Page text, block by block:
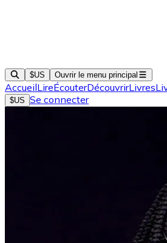
$US Ouvrir le menu principal
AccueilLireÉcouterDécouvrirLivres
$US Se connecter